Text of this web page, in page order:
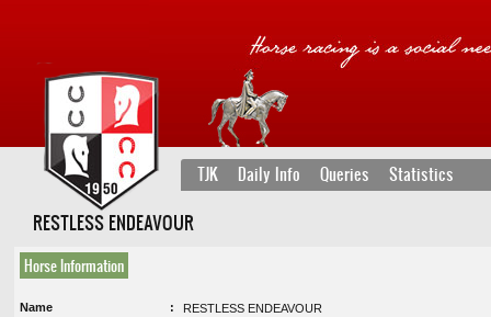
TJK Daily Info Queries Statistics
RESTLESS ENDEAVOUR
Horse Information
Name
RESTLESS ENDEAVOUR